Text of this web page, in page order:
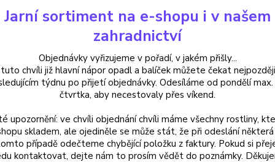
Fuchsie Alice Nahon (Fuchsie) - cena na prodejně
Nahon (Fuchsie) - cena na
bílými
popis
Jarní sortiment na e-shopu i v našem
zahradnictví
Objednávky vyřizujeme v pořadí, v jakém přišly...
chvíli již hlavní nápor opadl a balíček můžete čekat
týdnu po přijetí objednávky. Odesíláme od pondělí
čtvrtka, aby necestovaly přes víkend.
upozornění: ve chvíli objednání chvíli máme všechny rostliny,
skladem, ale ojediněle se může stát, že při odeslání některá
případě odečteme chybějící položku z faktury. Pokud si
kontaktovat, dejte nám to prosím vědět do poznámky.